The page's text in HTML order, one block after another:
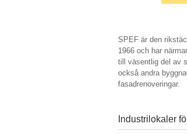
SPEF är den
1966 och har
till väsentlig del av
också andra
fasadrenoveringar.
Industrilokaler